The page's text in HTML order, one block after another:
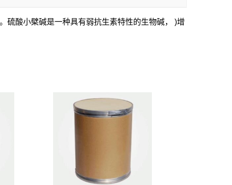
硫酸小檗碱是一种具有弱抗生素特性的生物碱， )增